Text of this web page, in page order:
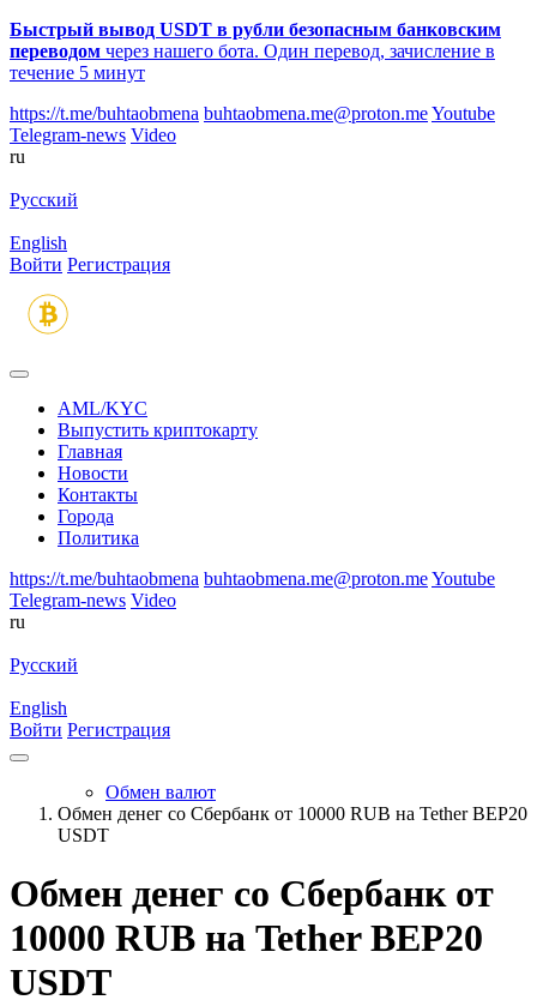
Быстрый вывод USDT в рубли безопасным банковским
переводом через нашего бота. Один перевод, зачисление в
течение 5 минут
https://t.me/buhtaobmena buhtaobmena.me@proton.meYoutube
Telegram-news Video
ru
Русский
English
Войти Регистрация
AML/KYC
Выпустить криптокарту
Главная
Новости
Контакты
Города
Политика
https://t.me/buhtaobmena buhtaobmena.me@proton.meYoutube
Telegram-news Video
ru
Русский
English
Войти Регистрация
Обмен валют
Обмен денег со Сбербанк от 10000 RUB на Tether BEP20
USDT
Обмен денег со Сбербанк от
10000 RUB на Tether BEP20
USDT